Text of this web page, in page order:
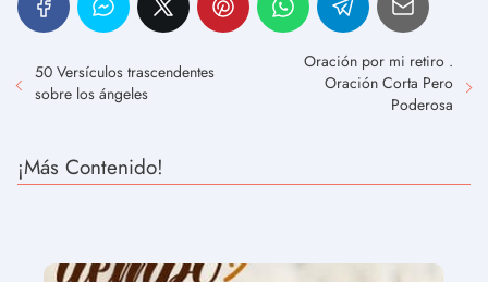
50 Versículos trascendentes
sobre los ángeles
Oración por mi retiro .
Oración Corta Pero
Poderosa
¡Más Contenido!